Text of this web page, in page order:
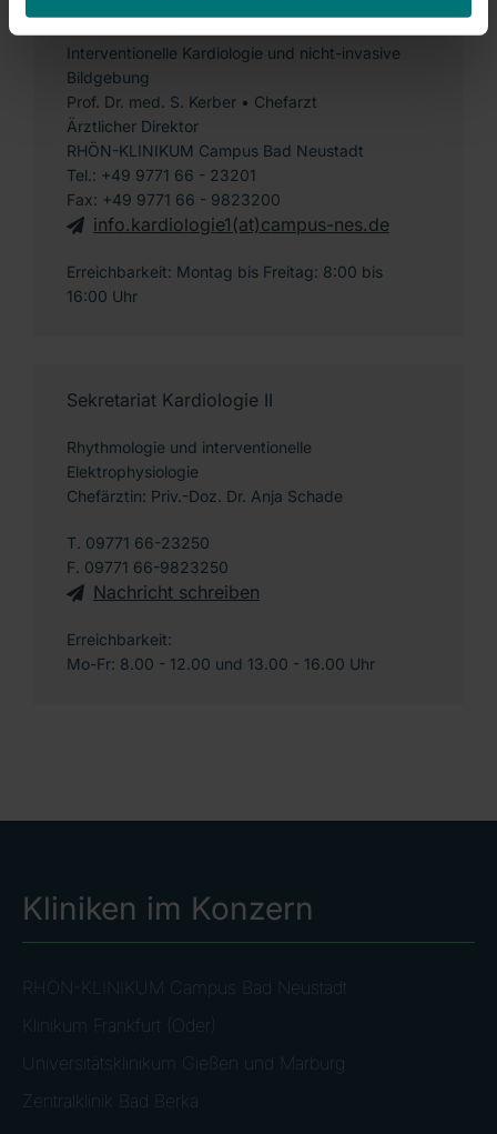
Sekretariat Kardiologie I
Interventionelle Kardiologie und nicht-invasive
Bildgebung
Prof. Dr. med. S. Kerber • Chefarzt
Ärztlicher Direktor
RHÖN-KLINIKUM Campus Bad Neustadt
Tel.: +49 9771 66 - 23201
Fax: +49 9771 66 - 9823200
info.kardiologie1(at)campus-nes.de
Erreichbarkeit: Montag bis Freitag: 8:00 bis
16:00 Uhr
Sekretariat Kardiologie II
Rhythmologie und interventionelle
Elektrophysiologie
Chefärztin: Priv.-Doz. Dr. Anja Schade
T. 09771 66-23250
F. 09771 66-9823250
Nachricht schreiben
Erreichbarkeit:
Mo-Fr: 8.00 - 12.00 und 13.00 - 16.00 Uhr
Kliniken im Konzern
RHÖN-KLINIKUM Campus Bad Neustadt
Klinikum Frankfurt (Oder)
Universitätsklinikum Gießen und Marburg
Zentralklinik Bad Berka